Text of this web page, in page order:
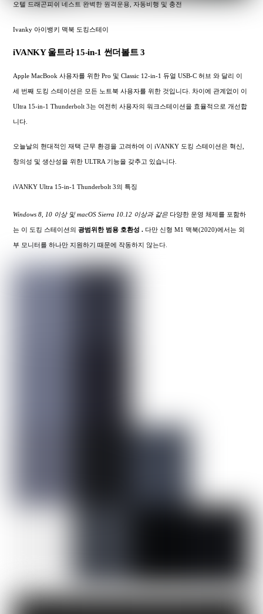
오텔 드래곤피쉬 네스트 완벽한 원격운용, 자동비행 및 충전
Ivanky 아이뱅키 맥북 도킹스테이
iVANKY 울트라 15-in-1 썬더볼트 3
Apple MacBook 사용자를 위한 Pro 및 Classic 12-in-1 듀얼 USB-C 허브 와 달리 이
세 번째 도킹 스테이션은 모든 노트북 사용자를 위한 것입니다. 차이에 관계없이 이
Ultra 15-in-1 Thunderbolt 3는 여전히 사용자의 워크스테이션을 효율적으로 개선합
니다.
오늘날의 현대적인 재택 근무 환경을 고려하여 이 iVANKY 도킹 스테이션은 혁신,
창의성 및 생산성을 위한 ULTRA 기능을 갖추고 있습니다.
iVANKY Ultra 15-in-1 Thunderbolt 3의 특징
Windows 8, 10 이상 및 macOS Sierra 10.12 이상과 같은 다양한 운영 체제를 포함하
는 이 도킹 스테이션의광범위한 범용 호환성 . 다만 신형 M1 맥북(2020)에서는 외
부 모니터를 하나만 지원하기 때문에 작동하지 않는다.